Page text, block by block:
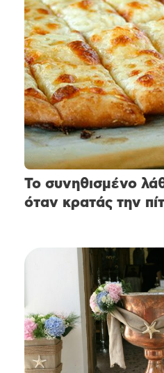
Το συνηθισμένο
όταν κρατάς την